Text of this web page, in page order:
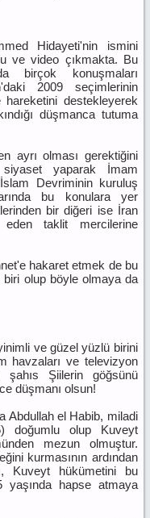
Hidayeti'nin ismini
ve video çıkmakta. Bu
birçok konuşmaları
2009 seçimlerinin
destekleyerek
düşmanca tutuma
ayrı olması gerektiğini
yaparak İmam
Devriminin kuruluş
bu konulara yer
bir diğeri ise İran
taklit mercilerine
hakaret etmek de bu
biri olup böyle olmaya da
ve güzel yüzlü birini
havzaları ve televizyon
Şiilerin göğsünü
düşmanı olsun!
Abdullah el Habib, miladi
doğumlu olup Kuveyt
mezun olmuştur.
kurmasının ardından
Kuveyt hükümetini bu
hapse atmaya